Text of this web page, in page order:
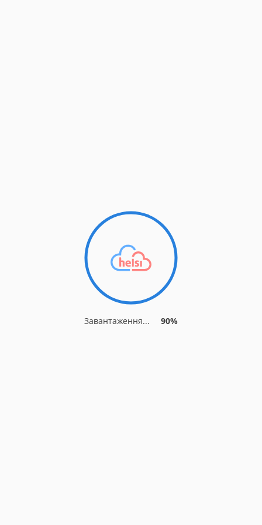
Завантаження... 90%